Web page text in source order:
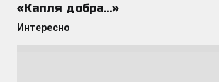
«Капля добра…»
Интересно